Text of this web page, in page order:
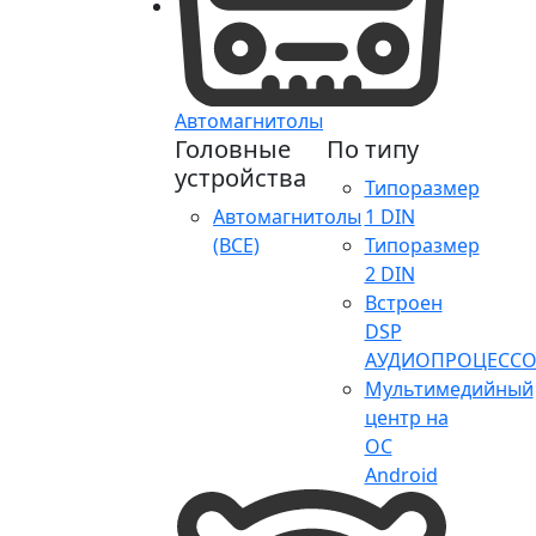
Автомагнитолы
Головные
устройства
Автомагнитолы
(ВСЕ)
По типу
Типоразмер
1 DIN
Типоразмер
2 DIN
Встроен
DSP
Мультимедийный
центр на
ОС
Android